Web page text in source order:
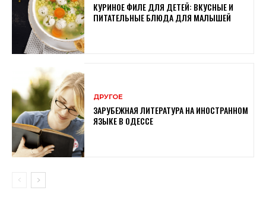
КУРИНОЕ ФИЛЕ ДЛЯ ДЕТЕЙ: ВКУСНЫЕ И
ПИТАТЕЛЬНЫЕ БЛЮДА ДЛЯ МАЛЫШЕЙ
ДРУГОЕ
ЗАРУБЕЖНАЯ ЛИТЕРАТУРА НА ИНОСТРАННОМ
ЯЗЫКЕ В ОДЕССЕ